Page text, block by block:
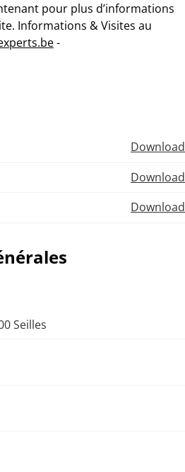
pour plus d’informations
Informations & Visites au
-
Download
Download
Download
Seilles